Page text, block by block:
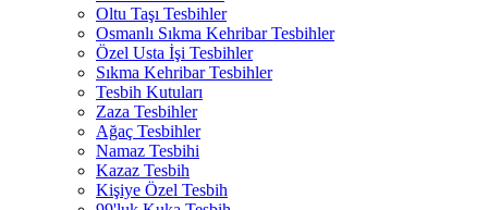
Oltu Taşı Tesbihler
Osmanlı Sıkma Kehribar Tesbihler
Özel Usta İşi Tesbihler
Sıkma Kehribar Tesbihler
Tesbih Kutuları
Zaza Tesbihler
Ağaç Tesbihler
Namaz Tesbihi
Kazaz Tesbih
Kişiye Özel Tesbih